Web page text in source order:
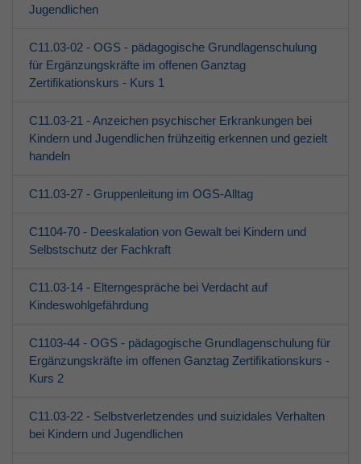
Über den jfd
Kurssuche
Jugendlichen
C11.03-02 - OGS - pädagogische Grundlagenschulung
für Ergänzungskräfte im offenen Ganztag
Zertifikationskurs - Kurs 1
C11.03-21 - Anzeichen psychischer Erkrankungen bei
Kindern und Jugendlichen frühzeitig erkennen und gezielt
handeln
C11.03-27 - Gruppenleitung im OGS-Alltag
C1104-70 - Deeskalation von Gewalt bei Kindern und
Selbstschutz der Fachkraft
C11.03-14 - Elterngespräche bei Verdacht auf
Kindeswohlgefährdung
C1103-44 - OGS - pädagogische Grundlagenschulung für
Ergänzungskräfte im offenen Ganztag Zertifikationskurs -
Kurs 2
C11.03-22 - Selbstverletzendes und suizidales Verhalten
bei Kindern und Jugendlichen